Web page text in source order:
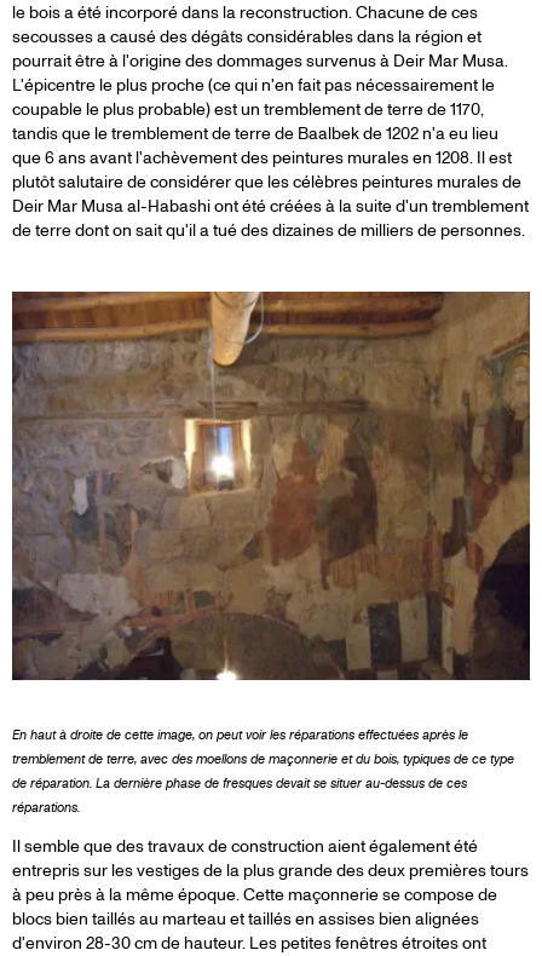
le bois a été incorporé dans la reconstruction. Chacune de ces
secousses a causé des dégâts considérables dans la région et
pourrait être à l'origine des dommages survenus à Deir Mar Musa.
L'épicentre le plus proche (ce qui n'en fait pas nécessairement le
coupable le plus probable) est un tremblement de terre de 1170,
tandis que le tremblement de terre de Baalbek de 1202 n'a eu lieu
que 6 ans avant l'achèvement des peintures murales en 1208. Il est
plutôt salutaire de considérer que les célèbres peintures murales de
Deir Mar Musa al-Habashi ont été créées à la suite d'un tremblement
de terre dont on sait qu'il a tué des dizaines de milliers de personnes.
En haut à droite de cette image, on peut voir les réparations effectuées après le
tremblement de terre, avec des moellons de maçonnerie et du bois, typiques de ce type
de réparation. La dernière phase de fresques devait se situer au-dessus de ces
réparations.
Il semble que des travaux de construction aient également été
entrepris sur les vestiges de la plus grande des deux premières tours
à peu près à la même époque. Cette maçonnerie se compose de
blocs bien taillés au marteau et taillés en assises bien alignées
d'environ 28-30 cm de hauteur. Les petites fenêtres étroites ont